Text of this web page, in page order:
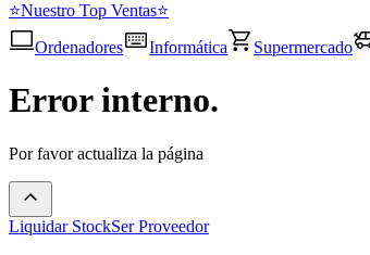
⭐Nuestro Top Ventas⭐
Ordenadores
Informática Supermercado
Error interno.
Por favor actualiza la página
Liquidar StockSer Proveedor